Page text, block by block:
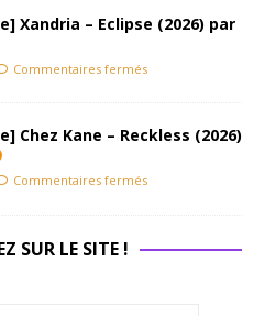
Xandria – Eclipse (2026) par
Commentaires fermés
Chez Kane – Reckless (2026)
Commentaires fermés
SUR LE SITE !